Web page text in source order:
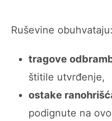
Ruševine obuhvataju:
tragove
štitile utvrđenje,
ostake
podignute na